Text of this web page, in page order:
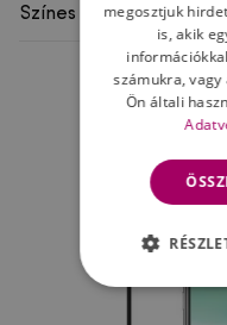
Színes motívum
Ne
megosztjuk
is, akik
számukra,
Ön általi